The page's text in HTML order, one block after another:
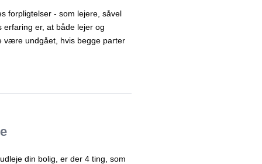
forpligtelser - som lejere, såvel
er, at både lejer og
være undgået, hvis begge parter
din bolig, er der 4 ting, som